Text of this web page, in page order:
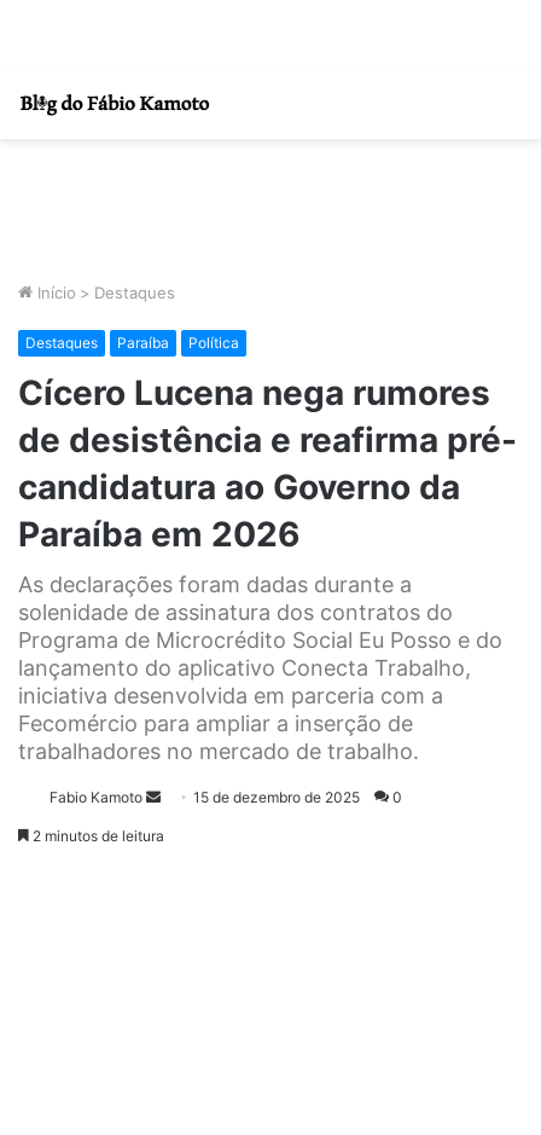
Início > Destaques
Destaques Paraíba Política
Cícero Lucena nega rumores
de desistência e reafirma pré-
candidatura ao Governo da
Paraíba em 2026
As declarações foram dadas durante a
solenidade de assinatura dos contratos do
Programa de Microcrédito Social Eu Posso e do
lançamento do aplicativo Conecta Trabalho,
iniciativa desenvolvida em parceria com a
Fecomércio para ampliar a inserção de
trabalhadores no mercado de trabalho.
Fabio Kamoto 15 de dezembro de 2025 0
2 minutos de leitura